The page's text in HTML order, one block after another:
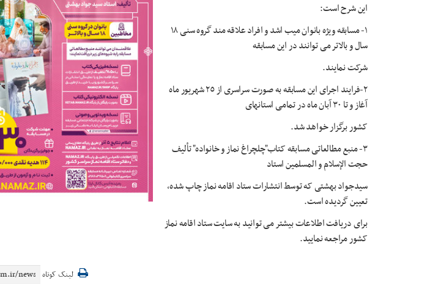
این شرح است:
١- مسابقه ویژه بانوان میب اشد و افراد علاقه مند گروه سنی ١٨
سال و بالاتر می توانند در این مسابقه
شرکت نمایند.
٢-فرایند اجرای این مسابقه به صورت سراسری از ٢٥ شهریور ماه
آغاز و تا ٣٠ آبان ماه در تمامی استانهای
کشور برگزار خواهد شد.
٣- منبع مطالعاتی مسابقه کتاب"چلچراغ نماز و خانواده" تألیف
حجت الإسلام و المسلمین استاد
سیدجواد بهشتی که توسط انتشارات ستاد اقامه نماز چاپ شده،
تعیین گردیده است.
برای دریافت اطلاعات بیشتر می توانید به سایت ستاد اقامه نماز
کشور مراجعه نمایید.
لینک کوتاه